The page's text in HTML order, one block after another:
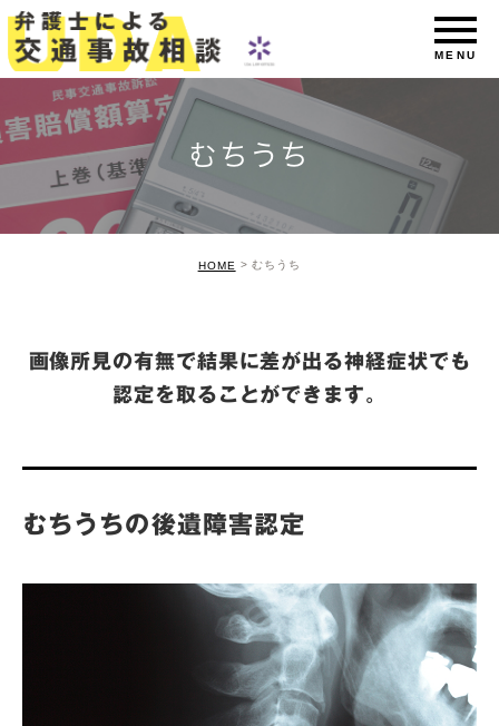
むちうち
HOME むちうち
画像所見の有無で結果に差が出る神経症状でも
認定を取ることができます。
むちうちの後遺障害認定